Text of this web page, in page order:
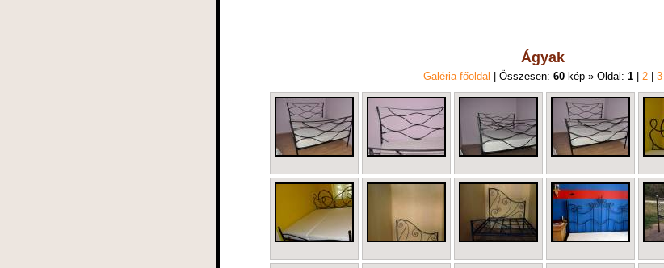
Ágyak
Galéria főoldal | Összesen: 60 kép » Oldal: 1 2 3